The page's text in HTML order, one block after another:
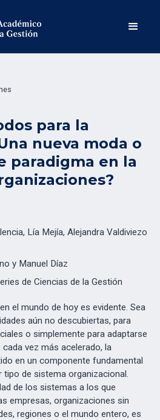
para la
nueva moda o
paradigma en la
Lía Mejía, Alejandra Valdiviezo
y Manuel Díaz
de Ciencias de la Gestión
el mundo de hoy es evidente. Sea
aún no descubiertas, para
o simplemente para adaptarse
vez más acelerado, la
en un componente fundamental
tipo de sistema organizacional.
de los sistemas a los que
empresas, organizaciones sin
regiones o el mundo entero, es